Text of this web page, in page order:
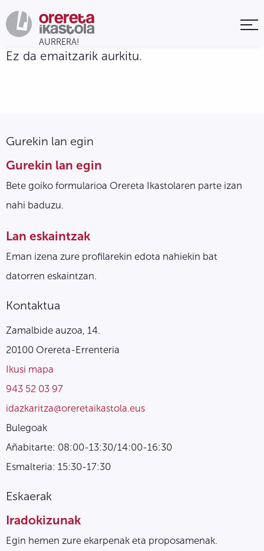
Ez da emaitzarik aurkitu.
Gurekin lan egin
Gurekin lan egin
Bete goiko formularioa Orereta Ikastolaren parte izan
nahi baduzu.
Lan eskaintzak
Eman izena zure profilarekin edota nahiekin bat
datorren eskaintzan.
Kontaktua
Zamalbide auzoa, 14.
20100 Orereta-Errenteria
Ikusi mapa
943 52 03 97
idazkaritza@oreretaikastola.eus
Bulegoak
Añabitarte: 08:00-13:30/14:00-16:30
Esmalteria: 15:30-17:30
Eskaerak
Iradokizunak
Egin hemen zure ekarpenak eta proposamenak.